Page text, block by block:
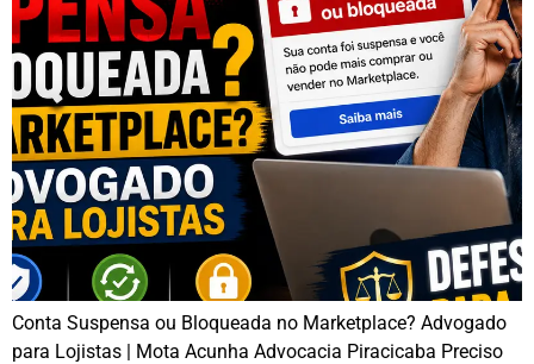
Conta Suspensa ou Bloqueada no Marketplace? Advogado
para Lojistas | Mota Acunha Advocacia Piracicaba Preciso